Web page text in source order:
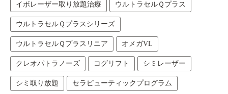
イボレーザー取り放題治療 ウルトラセルＱプラス
ウルトラセルＱプラスシリーズ
ウルトラセルＱプラスリニア オメガVL
クレオパトラノーズ コグリフト シミレーザー
シミ取り放題 セラピューティックプログラム